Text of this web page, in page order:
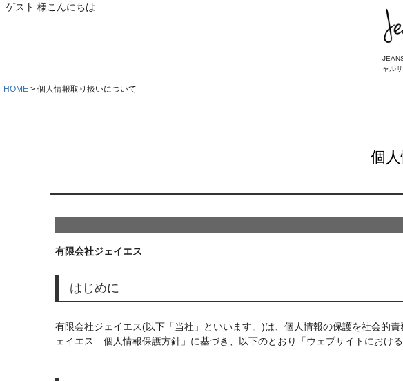
ゲスト 様こんにちは
ャル
HOME 個人情報取り扱いについて
個
有限会社ジェイエス
はじめに
有限会社ジェイエス(以下「当社」といいます。)は、個人情報の保護を社会的
ェイエス 個人情報保護方針」に基づき、以下のとおり「ウェブサイトにおけ